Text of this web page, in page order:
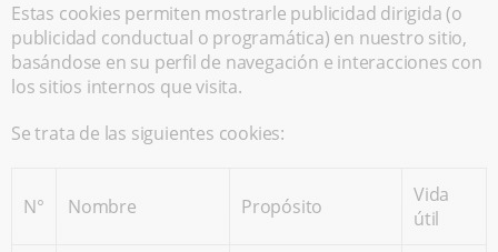
Estas cookies permiten mostrarle publicidad dirigida (o
publicidad conductual o programática) en nuestro sitio,
basándose en su perfil de navegación e interacciones con
los sitios internos que visita.
Se trata de las siguientes cookies:
N° Nombre Propósito
Vida
útil